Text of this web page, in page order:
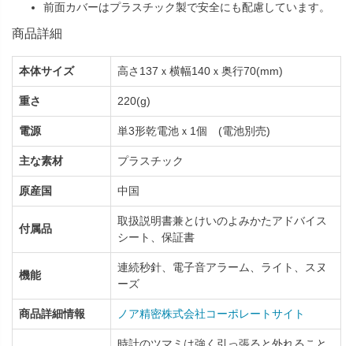
前面カバーはプラスチック製で安全にも配慮しています。
商品詳細
本体サイズ 高さ137ｘ横幅140ｘ奥行70(mm)
重さ 220(g)
電源 単3形乾電池ｘ1個 (電池別売)
主な素材 プラスチック
原産国 中国
付属品
取扱説明書兼とけいのよみかたアドバイス
シート、保証書
機能
連続秒針、電子音アラーム、ライト、スヌ
ーズ
商品詳細情報 ノア精密株式会社コーポレートサイト